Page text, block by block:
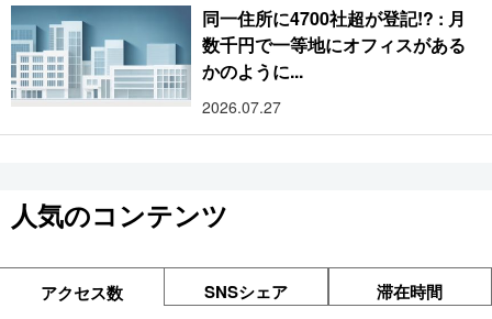
同一住所に4700社超が登記!? : 月
数千円で一等地にオフィスがある
かのように...
2026.07.27
人気のコンテンツ
アクセス数 SNSシェア 滞在時間